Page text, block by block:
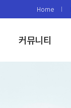
Home
커뮤니티